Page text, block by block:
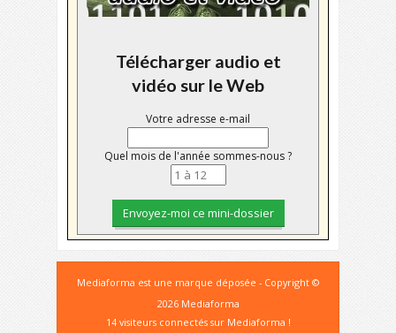
Télécharger audio et
vidéo sur le Web
Votre adresse e-mail
Quel mois de l'année sommes-nous ?
Mediaforma est une marque déposée - Copyright ©
2026 Mediaforma
14 visiteurs connectés sur Mediaforma !